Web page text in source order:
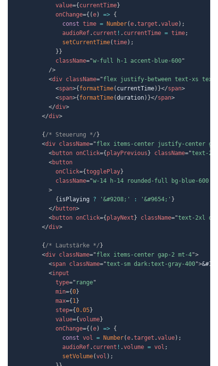
value={ currentTime}
onChange={ (e) => {
const time = Number(e.target .value) ;
              audioRef
. current ! . currentTime = time;
setCurrentTime(time) ;
} }
className="w-full h-1 accent-blue-600"
/>
<div className="flex justify-between text-xs text-
<span>{ formatTime( currentTime) }</span>
<span>{ formatTime(duration) }</span>
</div>
</div>
{ /* Steuerung */ }
<div className="flex items-center justify-center
<button onClick={ playPrevious } className="text-
<button
onClick={togglePlay}
className="w-14 h-14 rounded-full bg-blue-
>
{ isPlaying ? '&#9208;' : '&#9654;' }
</ button>
<button onClick={ playNext } className="text-2xl
</div>
{ /* Lautstärke */ }
<div className="flex items-center gap-2 mt-4">
<span className="text-sm dark:text-gray-400">
<input
type=" range"
min={0}
max={ 1}
step={0.05}
value={volume}
onChange={ (e) => {
const vol = Number(e.target .value) ;
              audioRef
. current ! .volume = vol ;
setVolume(vol ) ;